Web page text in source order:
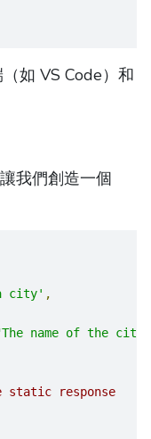
如 VS Code）和
我們創造一個
city' ,
name of the
static response